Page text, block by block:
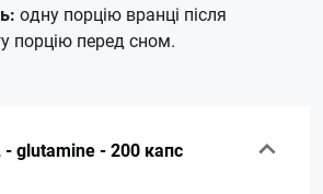
одну порцію вранці після
порцію перед сном.
glutamine - 200 капс